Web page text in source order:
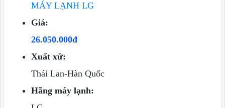
MÁY LẠNH LG
Giá:
26.050.000đ
Xuất xứ:
Thái Lan-Hàn Quốc
Hãng máy lạnh: